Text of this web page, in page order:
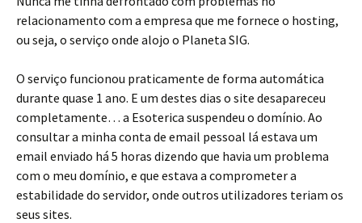
relacionamento com a empresa que me fornece o hosting,
ou seja, o serviço onde alojo o Planeta SIG.
O serviço funcionou praticamente de forma automática
durante quase 1 ano. E um destes dias o site desapareceu
completamente… a Esoterica suspendeu o domínio. Ao
consultar a minha conta de email pessoal lá estava um
email enviado há 5 horas dizendo que havia um problema
com o meu domínio, e que estava a comprometer a
estabilidade do servidor, onde outros utilizadores teriam os
seus sites.